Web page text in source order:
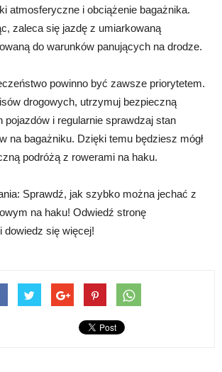
atmosferyczne i obciążenie bagażnika.
zaleca się jazdę z umiarkowaną
do warunków panujących na drodze.
powinno być zawsze priorytetem.
drogowych, utrzymuj bezpieczną
pojazdów i regularnie sprawdzaj stan
na bagażniku. Dzięki temu będziesz mógł
podróżą z rowerami na haku.
Sprawdź, jak szybko można jechać z
na haku! Odwiedź stronę
dowiedz się więcej!